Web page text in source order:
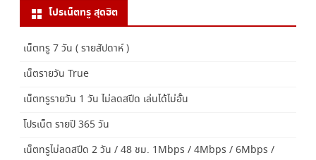
โปรเน็ตทรู สุดฮิต
เน็ตทรู 7 วัน ( รายสัปดาห์ )
เน็ตรายวัน True
เน็ตทรูรายวัน 1 วัน ไม่ลดสปีด เล่นได้ไม่อั้น
โปรเน็ต รายปี 365 วัน
เน็ตทรูไม่ลดสปีด 2 วัน / 48 ชม. 1Mbps / 4Mbps / 6Mbps /